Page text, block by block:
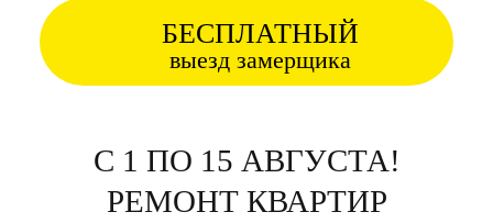
БЕСПЛАТНЫЙ
выезд замерщика
С 1 ПО 15 АВГУСТА!
РЕМОНТ КВАРТИР